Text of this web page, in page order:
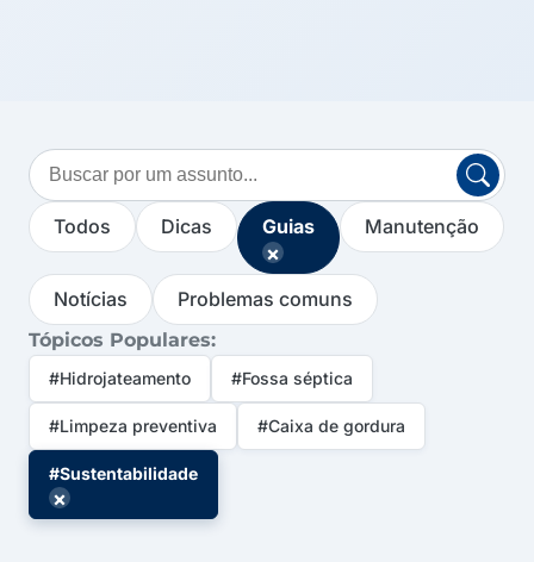
Buscar
no
blogTodos Dicas Guias
×
Manutenção
Notícias Problemas comuns
Tópicos Populares:
#Hidrojateamento #Fossa séptica
#Limpeza preventiva #Caixa de gordura
#Sustentabilidade
×